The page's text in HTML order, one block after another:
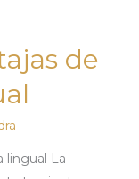
de
lingual La